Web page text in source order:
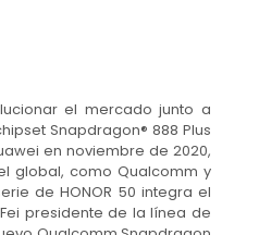
el mercado junto a
Snapdragon® 888 Plus
en noviembre de 2020,
global, como Qualcomm y
de HONOR 50 integra el
presidente de la línea de